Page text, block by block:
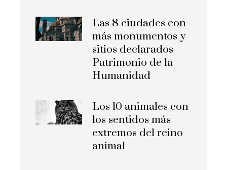
Las 8 ciudades con
más monumentos y
sitios declarados
Patrimonio de la
Humanidad
Los 10 animales con
los sentidos más
extremos del reino
animal